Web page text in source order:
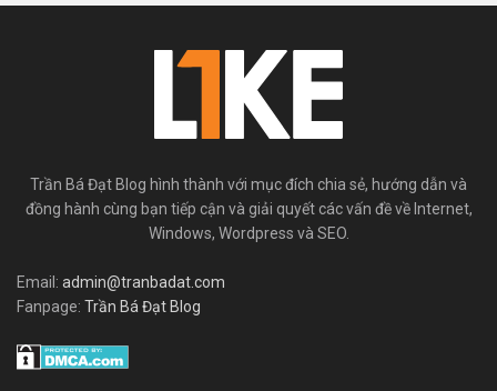
Trần Bá Đạt Blog hình thành với mục đích chia sẻ, hướng dẫn và
đồng hành cùng bạn tiếp cận và giải quyết các vấn đề về Internet,
Windows, Wordpress và SEO.
Email: admin@tranbadat.com
Fanpage: Trần Bá Đạt Blog